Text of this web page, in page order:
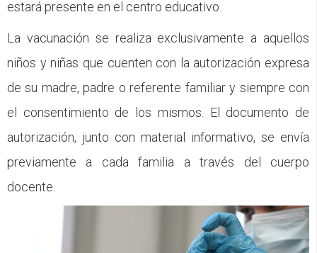
estará presente en el centro educativo.
La vacunación se realiza exclusivamente a aquellos
niños y niñas que cuenten con la autorización expresa
de su madre, padre o referente familiar y siempre con
el consentimiento de los mismos. El documento de
autorización, junto con material informativo, se envía
previamente a cada familia a través del cuerpo
docente.